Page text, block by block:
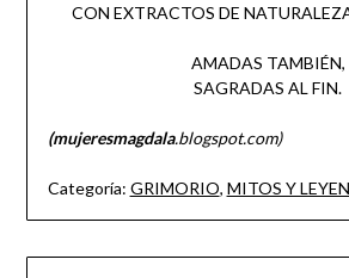
CON EXTRACTOS DE
AMADAS TAMBIÉN,
SAGRADAS AL FIN.
(mujeresmagdala.blogspot.com)
Categoría: GRIMORIO, MITOS Y